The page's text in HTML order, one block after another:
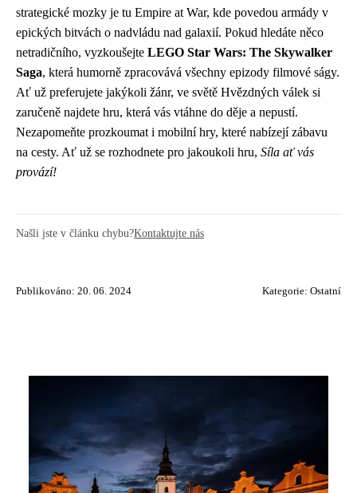
strategické mozky je tu Empire at War, kde povedou armády v
epických bitvách o nadvládu nad galaxií. Pokud hledáte něco
netradičního, vyzkoušejte LEGO Star Wars: The Skywalker
Saga, která humorně zpracovává všechny epizody filmové ságy.
Ať už preferujete jakýkoli žánr, ve světě Hvězdných válek si
zaručeně najdete hru, která vás vtáhne do děje a nepustí.
Nezapomeňte prozkoumat i mobilní hry, které nabízejí zábavu
na cesty. Ať už se rozhodnete pro jakoukoli hru, Síla ať vás
provází!
Našli jste v článku chybu?Kontaktujte nás
Publikováno: 20. 06. 2024 Kategorie: Ostatní